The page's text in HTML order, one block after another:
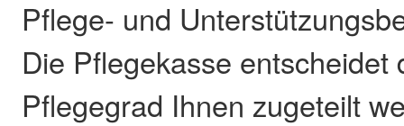
Pflege- und
Die Pflegekasse entscheidet
Pflegegrad Ihnen zugeteilt